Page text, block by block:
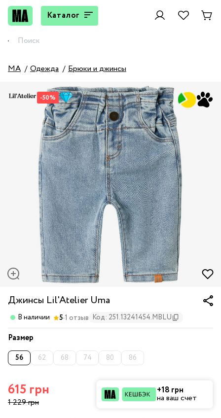
Каталог
MA Одежда Брюки и джинсы
-50%
Джинсы Lil'Atelier Uma
В наличии 5·1 отзыв Код: 251.13241454.MBLU
Размер
56 62 68 74 80 86
615 грн
1 229 грн
+18 грн
на ваш счет